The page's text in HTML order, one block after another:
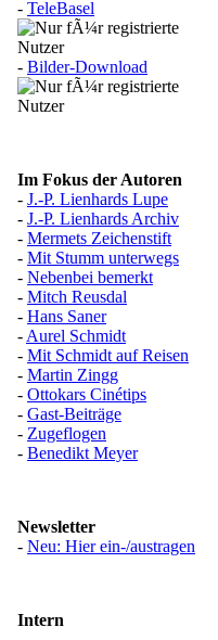
- TeleBasel
- Bilder-Download
Im Fokus der Autoren
- J.-P. Lienhards Lupe
- J.-P. Lienhards Archiv
- Mermets Zeichenstift
- Mit Stumm unterwegs
- Nebenbei bemerkt
- Mitch Reusdal
- Hans Saner
- Aurel Schmidt
- Mit Schmidt auf Reisen
- Martin Zingg
- Ottokars Cinétips
- Gast-Beiträge
- Zugeflogen
- Benedikt Meyer
Newsletter
- Neu: Hier ein-/austragen
Intern